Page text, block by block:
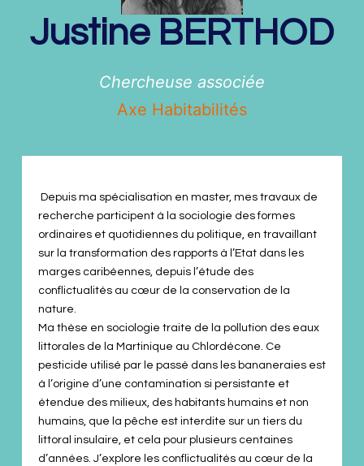
Justine BERTHOD
Chercheuse associée
Axe Habitabilités
Depuis ma spécialisation en master, mes travaux de
recherche participent à la sociologie des formes
ordinaires et quotidiennes du politique, en travaillant
sur la transformation des rapports à l’Etat dans les
marges caribéennes, depuis l’étude des
conflictualités au cœur de la conservation de la
nature.
Ma thèse en sociologie traite de la pollution des eaux
littorales de la Martinique au Chlordécone. Ce
pesticide utilisé par le passé dans les bananeraies est
à l’origine d’une contamination si persistante et
étendue des milieux, des habitants humains et non
humains, que la pêche est interdite sur un tiers du
littoral insulaire, et cela pour plusieurs centaines
d’années. J’explore les conflictualités au cœur de la